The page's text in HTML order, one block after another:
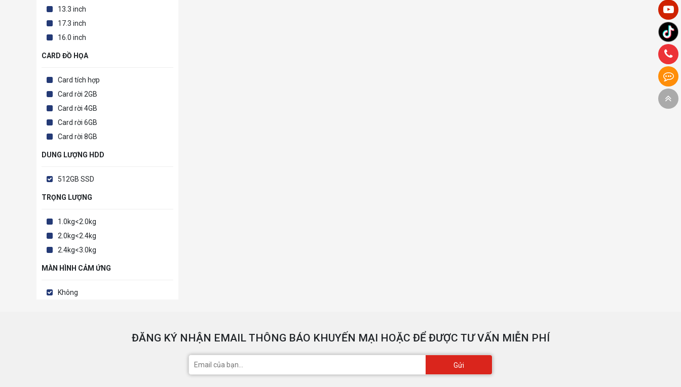
13.3 inch
17.3 inch
16.0 inch
CARD ĐỒ HỌA
Card tích hợp
Card rời 2GB
Card rời 4GB
Card rời 6GB
Card rời 8GB
DUNG LƯỢNG HDD
512GB SSD
TRỌNG LƯỢNG
1.0kg<2.0kg
2.0kg<2.4kg
2.4kg<3.0kg
MÀN HÌNH CẢM ỨNG
Không
ĐĂNG KÝ NHẬN EMAIL THÔNG BÁO KHUYẾN MẠI HOẶC ĐỂ ĐƯỢC TƯ VẤN MIỄN PHÍ
Gửi